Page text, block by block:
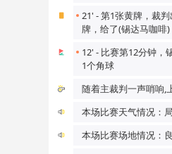
21' - 第1张黄牌，裁
牌，给了(锡达马咖啡)
12' - 比赛第12分钟，
1个角球
随着主裁判一声哨响,
本场比赛天气情况：
本场比赛场地情况：